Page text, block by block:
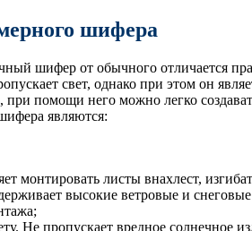
шифера
шифер от обычного отличается
свет, однако при этом он
при помощи него можно легко
являются:
монтировать листы внахлест,
высокие ветровые и
Не пропускает вредное солнечное